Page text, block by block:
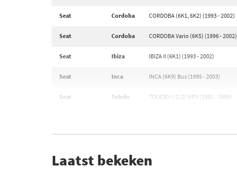
Seat Cordoba CORDOBA (6K1, 6K2) (1993 - 2002)
Seat Cordoba CORDOBA Vario (6K5) (1996 - 2002)
Seat Ibiza IBIZA II (6K1) (1993 - 2002)
Seat Inca INCA (6K9) Bus (1995 - 2003)
Seat Toledo TOLEDO I (1L2) MPV (1991 - 1999)
Laatst bekeken